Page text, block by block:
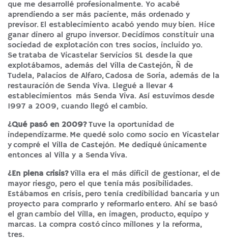
que me desarrollé profesionalmente. Yo acabé
aprendiendo a ser más paciente, más ordenado y
previsor. El establecimiento acabó yendo muy bien. Hice
ganar dinero al grupo inversor. Decidimos constituir una
sociedad de explotación con tres socios, incluido yo.
Se trataba de Vicastelar Servicios SL desde la que
explotábamos, además del Villa de Castejón, Ñ de
Tudela, Palacios de Alfaro, Cadosa de Soria, además de la
restauración de Senda Viva. Llegué a llevar 4
establecimientos más Senda Viva. Así estuvimos desde
1997 a 2009, cuando llegó el cambio.
¿Qué pasó en 2009?Tuve la oportunidad de
independizarme. Me quedé solo como socio en Vicastelar
y compré el Villa de Castejón. Me dediqué únicamente
entonces al Villa y a Senda Viva.
¿En plena crisis?Villa era el más difícil de gestionar, el de
mayor riesgo, pero el que tenía más posibilidades.
Estábamos en crisis, pero tenía credibilidad bancaria y un
proyecto para comprarlo y reformarlo entero. Ahí se basó
el gran cambio del Villa, en imagen, producto, equipo y
marcas. La compra costó cinco millones y la reforma,
tres.